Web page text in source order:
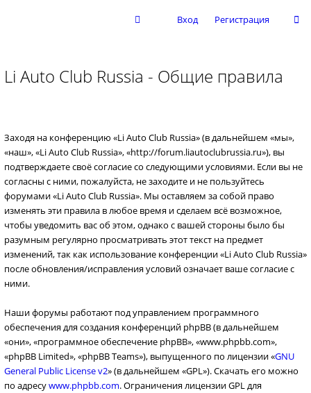
Вход Регистрация
Li Auto Club Russia - Общие правила
Заходя на конференцию «Li Auto Club Russia» (в дальнейшем «мы»,
«наш», «Li Auto Club Russia», «http://forum.liautoclubrussia.ru»), вы
подтверждаете своё согласие со следующими условиями. Если вы не
согласны с ними, пожалуйста, не заходите и не пользуйтесь
форумами «Li Auto Club Russia». Мы оставляем за собой право
изменять эти правила в любое время и сделаем всё возможное,
чтобы уведомить вас об этом, однако с вашей стороны было бы
разумным регулярно просматривать этот текст на предмет
изменений, так как использование конференции «Li Auto Club Russia»
после обновления/исправления условий означает ваше согласие с
ними.
Наши форумы работают под управлением программного
обеспечения для создания конференций phpBB (в дальнейшем
«они», «программное обеспечение phpBB», «www.phpbb.com»,
«phpBB Limited», «phpBB Teams»), выпущенного по лицензии «GNU
General Public License v2» (в дальнейшем «GPL»). Скачать его можно
по адресуwww.phpbb.com. Ограничения лицензии GPL для